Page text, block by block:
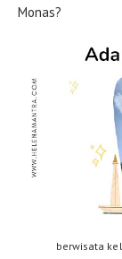
Monas?
berwisata